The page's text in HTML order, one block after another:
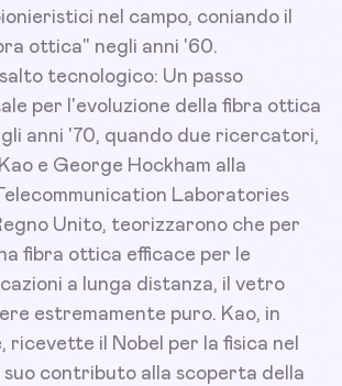
nel campo, coniando il
ottica" negli anni '60.
tecnologico: Un passo
per l'evoluzione della fibra ottica
anni '70, quando due ricercatori,
e George Hockham alla
Laboratories
Unito, teorizzarono che per
fibra ottica efficace per le
a lunga distanza, il vetro
estremamente puro. Kao, in
ricevette il Nobel per la fisica nel
contributo alla scoperta della